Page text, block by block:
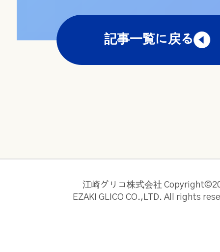
記事一覧に戻る
江崎グリコ株式会社
EZAKI GLICO CO.,LTD. All rights